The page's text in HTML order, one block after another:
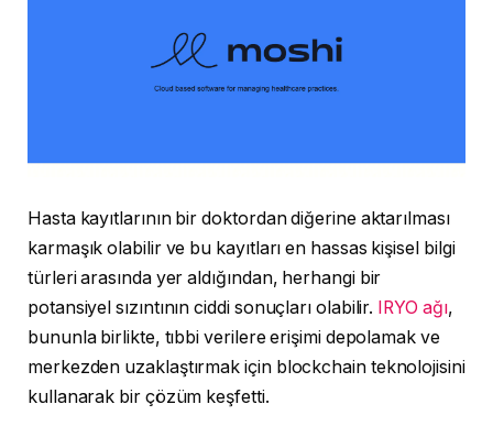
Hasta kayıtlarının bir doktordan diğerine aktarılması
karmaşık olabilir ve bu kayıtları en hassas kişisel bilgi
türleri arasında yer aldığından, herhangi bir
potansiyel sızıntının ciddi sonuçları olabilir.
IRYO ağı,
bununla birlikte, tıbbi verilere erişimi depolamak ve
merkezden uzaklaştırmak için blockchain teknolojisini
kullanarak bir çözüm keşfetti.